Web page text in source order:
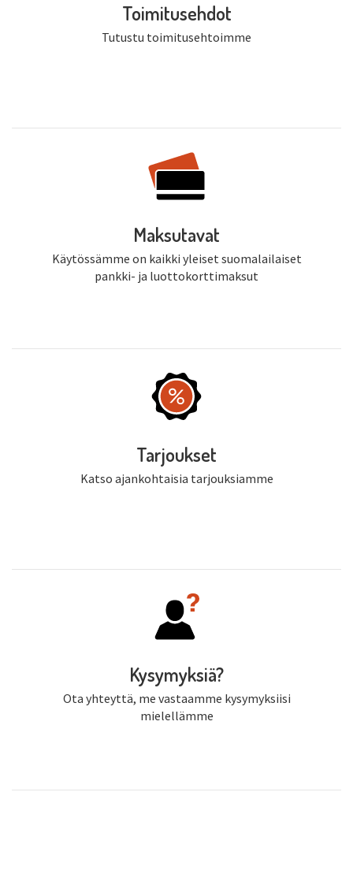
Toimitusehdot
Tutustu toimitusehtoimme
Maksutavat
Käytössämme on kaikki yleiset suomalailaiset
pankki- ja luottokorttimaksut
Tarjoukset
Katso ajankohtaisia tarjouksiamme
Kysymyksiä?
Ota yhteyttä, me vastaamme kysymyksiisi
mielellämme